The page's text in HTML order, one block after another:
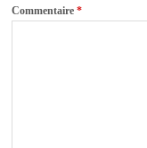
Commentaire*